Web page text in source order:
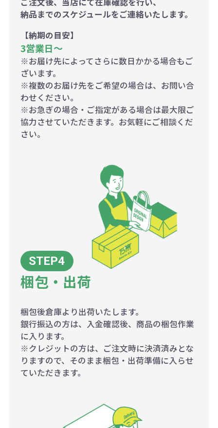
納品までのスケジュールをご連絡いたします。
【納期の目安】
3営業日〜
※お届け先によってさらに数日かかる場合もご
ざいます。
※複数のお届け先をご希望の場合は、お問い合
わせください。
※お急ぎの場合・ご指定がある場合は最大限ご
協力させていただきます。お気軽にご相談くだ
さい。
梱包・出荷
梱包後倉庫より出荷いたします。
銀行振込の方は、入金確認後、商品の梱包作業
に入ります。
※クレジットの方は、ご注文時に決済済みとな
りますので、そのまま梱包・出荷準備に入らせ
ていただきます。